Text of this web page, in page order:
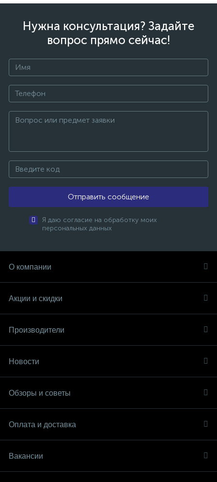
Нужна консультация? Задайте
вопрос прямо сейчас!
Отправить сообщение
Я даю согласие на обработку моих
персональных данных
О компании
Акции и скидки
Производители
Новости
Обзоры и советы
Оплата и доставка
Вакансии